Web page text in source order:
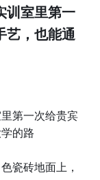
训室里第一
艺，也能通
瓷砖地面上，